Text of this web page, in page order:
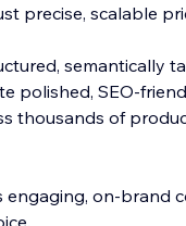
semantically
polished, SEO-
thousands of
engaging, on-brand